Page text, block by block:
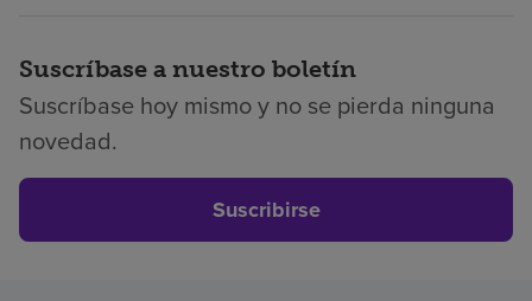
Suscríbase a nuestro boletín
Suscríbase hoy mismo y no se pierda ninguna
novedad.
Suscribirse